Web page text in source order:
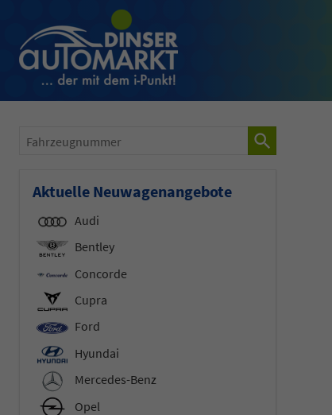
Fahrzeugnummer
Aktuelle Neuwagenangebote
Audi
Bentley
Concorde
Cupra
Ford
Hyundai
Mercedes-Benz
Opel